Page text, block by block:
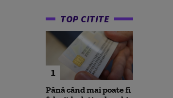
TOP CITITE
1
Până când mai poate fi